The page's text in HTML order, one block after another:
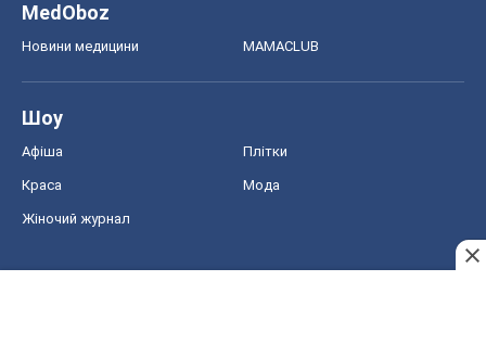
MedOboz
Новини медицини MAMACLUB
Шоу
Афіша Плітки
Краса Мода
Жіночий журнал